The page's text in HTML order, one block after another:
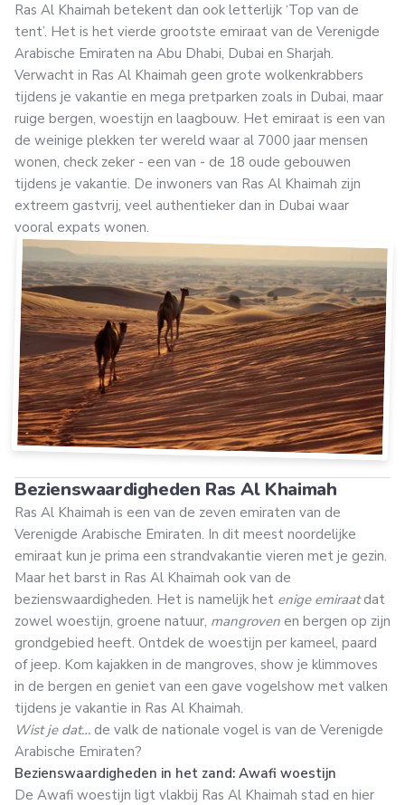
Ras Al Khaimah betekent dan ook letterlijk ‘Top van de
tent’. Het is het vierde grootste emiraat van de Verenigde
Arabische Emiraten na Abu Dhabi, Dubai en Sharjah.
Verwacht in Ras Al Khaimah geen grote wolkenkrabbers
tijdens je vakantie en mega pretparken zoals in Dubai, maar
ruige bergen, woestijn en laagbouw. Het emiraat is een van
de weinige plekken ter wereld waar al 7000 jaar mensen
wonen, check zeker - een van - de 18 oude gebouwen
tijdens je vakantie. De inwoners van Ras Al Khaimah zijn
extreem gastvrij, veel authentieker dan in Dubai waar
vooral expats wonen.
Bezienswaardigheden Ras Al Khaimah
Ras Al Khaimah is een van de zeven emiraten van de
Verenigde Arabische Emiraten. In dit meest noordelijke
emiraat kun je prima een strandvakantie vieren met je gezin.
Maar het barst in Ras Al Khaimah ook van de
bezienswaardigheden. Het is namelijk het enige emiraatdat
zowel woestijn, groene natuur, mangroven en bergen op zijn
grondgebied heeft. Ontdek de woestijn per kameel, paard
of jeep. Kom kajakken in de mangroves, show je klimmoves
in de bergen en geniet van een gave vogelshow met valken
tijdens je vakantie in Ras Al Khaimah.
Wist je dat… de valk de nationale vogel is van de Verenigde
Arabische Emiraten?
Bezienswaardigheden in het zand: Awafi woestijn
De Awafi woestijn ligt vlakbij Ras Al Khaimah stad en hier